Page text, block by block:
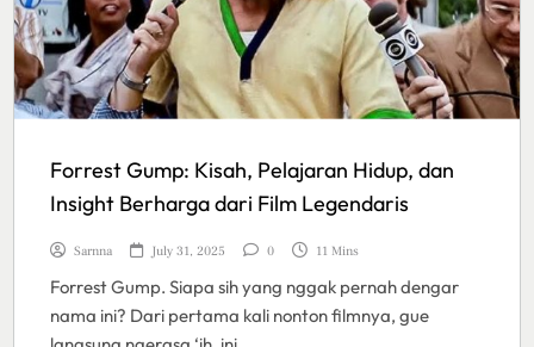
Forrest Gump: Kisah, Pelajaran Hidup, dan
Insight Berharga dari Film Legendaris
Sarnna July 31, 2025 0 11 Mins
Forrest Gump. Siapa sih yang nggak pernah dengar
nama ini? Dari pertama kali nonton filmnya, gue